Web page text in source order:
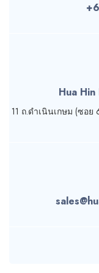
Hua
11 ถ.ดำเนินเกษม (ซอ